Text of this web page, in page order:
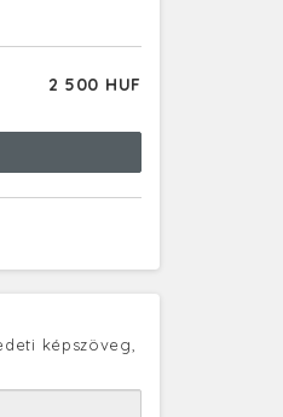
2 500 HUF
képszöveg,